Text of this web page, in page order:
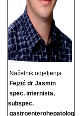
Načelnik odjeljenja
Fejzić dr Jasmin
spec. internista,
subspec.
gastroenterohepatolog